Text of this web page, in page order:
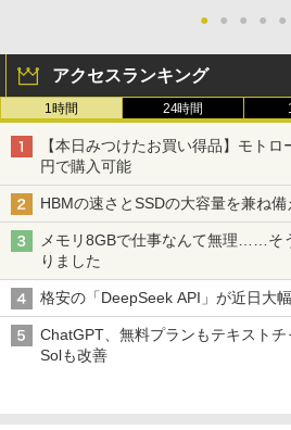
● ● ● ● ●
アクセスランキング
1時間 24時間
【本日みつけたお買い得品】モト
円で購入可能
HBMの速さとSSDの大容量を兼ね備
メモリ8GBで仕事なんて無理……そ
りました
格安の「DeepSeek API」が近日大
ChatGPT、無料プランもテキスト
Solも改善